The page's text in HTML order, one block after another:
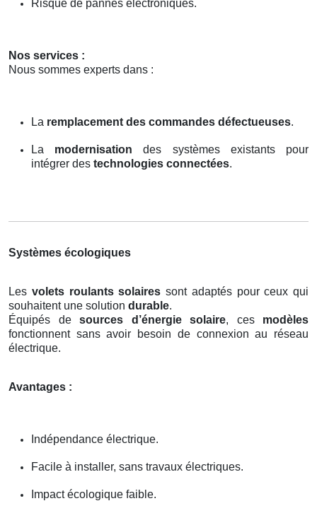
Risque de pannes électroniques.
Nos services :
Nous sommes experts dans :
La remplacement des commandes défectueuses.
La modernisation des systèmes existants pour
intégrer des technologies connectées.
Systèmes écologiques
Les volets roulants solaires sont adaptés pour ceux qui
souhaitent une solution durable.
Équipés de sources d’énergie solaire, ces modèles
fonctionnent sans avoir besoin de connexion au réseau
électrique.
Avantages :
Indépendance électrique.
Facile à installer, sans travaux électriques.
Impact écologique faible.